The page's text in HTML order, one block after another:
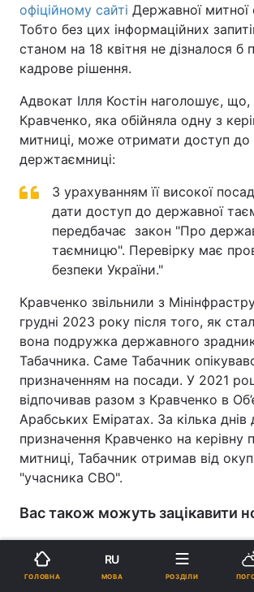
офіційному сайті Державної митної
Тобто без цих інформаційних
станом на 18 квітня не дізналося б
кадрове рішення.
Адвокат Ілля Костін наголошує,
Кравченко, яка обійняла одну з
митниці, може отримати доступ до
держтаємниці:
З урахуванням її високої
дати доступ до державної
передбачає закон "Про
таємницю". Перевірку має
безпеки України."
Кравченко звільнили з
грудні 2023 року після того, як
вона подружка державного
Табачника. Саме Табачник
призначенням на посади. У 2021
відпочивав разом з Кравченко в
Арабських Еміратах. За кілька днів
призначення Кравченко на керівну
митниці, Табачник отримав від
"учасника СВО".
Вас також можуть зацікавити
Санкції проти Чубайса,
осіб: Зеленський підписав нові
ГОЛОВНА
RU
МОВА РОЗДІЛИ